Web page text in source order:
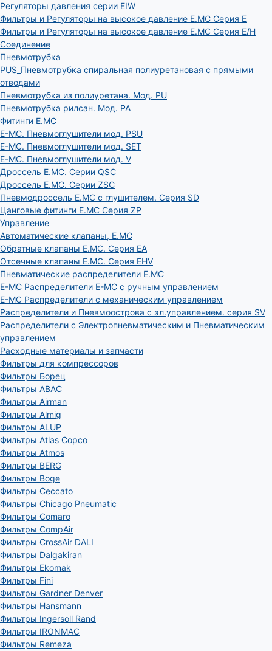
Регуляторы давления серии EIW
Фильтры и Регуляторы на высокое давление E.MC Серия E
Фильтры и Регуляторы на высокое давление E.MC Серия E/H
Соединение
Пневмотрубка
PUS_Пневмотрубка спиральная полиуретановая с прямыми
отводами
Пневмотрубка из полиуретана. Мод. РU
Пневмотрубка рилсан. Мод. PA
Фитинги E.MC
E-MC. Пневмоглушители мод. PSU
E-MC. Пневмоглушители мод. SET
E-MC. Пневмоглушители мод. V
Дроссель E.MC. Серии QSC
Дроссель E.MC. Серии ZSC
Пневмодроссель E.MC с глушителем. Серия SD
Цанговые фитинги E.MC Серия ZP
Управление
Автоматические клапаны, Е.МС
Обратные клапаны E.MC. Серия EA
Отсечные клапаны E.MC. Серия EHV
Пневматические распределители E.MC
E-MC Распределители E-MC с ручным управлением
E-MC Распределители с механическим управлением
Распределители и Пневмоострова с эл.управлением. серия SV
Распределители с Электропневматическим и Пневматическим
управлением
Расходные материалы и запчасти
Фильтры для компрессоров
Фильтры Борец
Фильтры ABAC
Фильтры Airman
Фильтры Almig
Фильтры ALUP
Фильтры Atlas Copco
Фильтры Atmos
Фильтры BERG
Фильтры Boge
Фильтры Ceccato
Фильтры Chicago Pneumatic
Фильтры Comaro
Фильтры CompAir
Фильтры CrossAir DALI
Фильтры Dalgakiran
Фильтры Ekomak
Фильтры Fini
Фильтры Gardner Denver
Фильтры Hansmann
Фильтры Ingersoll Rand
Фильтры IRONMAC
Фильтры Remeza